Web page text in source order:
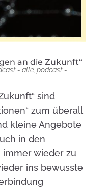
an die Zukunft“
- alle, podcast -
sind
zum überall
kleine Angebote
in den
wieder zu
ins bewusste